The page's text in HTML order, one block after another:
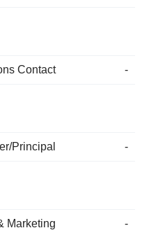
Contact -
Principal -
Marketing -